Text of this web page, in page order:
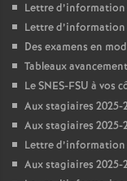
Lettre d’information
Lettre d’information
Des examens en
Tableaux
Le SNES-FSU à vos
Aux stagiaires
Aux stagiaires
Lettre d’information
Aux stagiaires